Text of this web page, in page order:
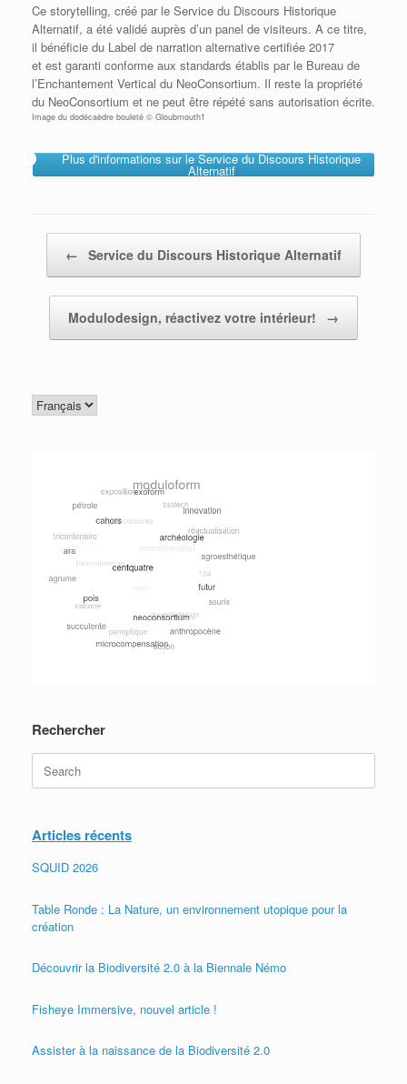
Ce storytelling, créé par le Service du Discours Historique
Alternatif, a été validé auprès d’un panel de visiteurs. A ce titre,
il bénéficie du Label de narration alternative certifiée 2017
et est garanti conforme aux standards établis par le Bureau de
l’Enchantement Vertical du NeoConsortium. Il reste la propriété
du NeoConsortium et ne peut être répété sans autorisation écrite.
Image du dodécaèdre bouleté © Gloubmouth1
Plus d'informations sur le Service du Discours Historique
Alternatif
← Service du Discours Historique Alternatif
Modulodesign, réactivez votre intérieur! →
Choisir
une
Rechercher
for:
Articles récents
SQUID 2026
Table Ronde : La Nature, un environnement utopique pour la
création
Découvrir la Biodiversité 2.0 à la Biennale Némo
Fisheye Immersive, nouvel article !
Assister à la naissance de la Biodiversité 2.0